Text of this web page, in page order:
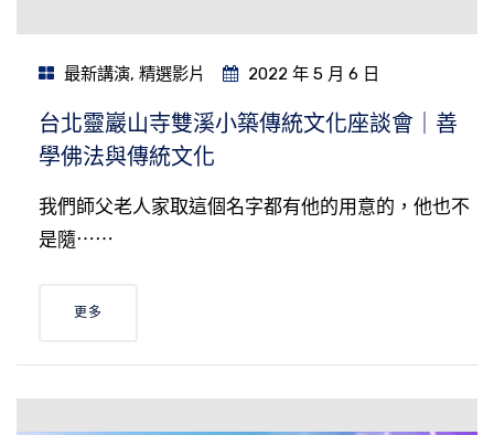
最新講演, 精選影片 2022 年 5 月 6 日
台北靈巖山寺雙溪小築傳統文化座談會｜善
學佛法與傳統文化
我們師父老人家取這個名字都有他的用意的，他也不
是隨⋯⋯
更多